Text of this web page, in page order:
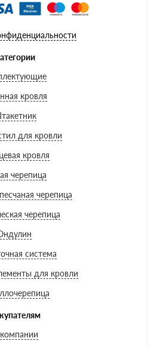
кровля
для кровли
кровля
черепица
черепица
черепица
система
для кровли